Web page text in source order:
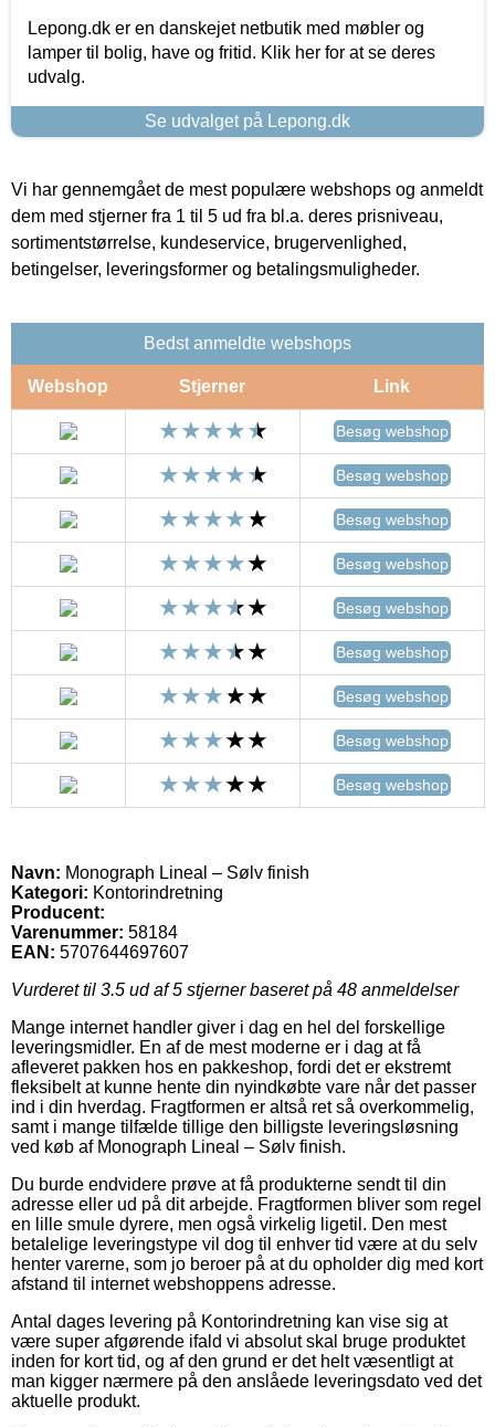
Lepong.dk er en danskejet netbutik med møbler og
lamper til bolig, have og fritid. Klik her for at se deres
udvalg.
Se udvalget på Lepong.dk
Vi har gennemgået de mest populære webshops og anmeldt
dem med stjerner fra 1 til 5 ud fra bl.a. deres prisniveau,
sortimentstørrelse, kundeservice, brugervenlighed,
betingelser, leveringsformer og betalingsmuligheder.
Bedst anmeldte webshops
Webshop Stjerner Link
Besøg webshop
Besøg webshop
Besøg webshop
Besøg webshop
Besøg webshop
Besøg webshop
Besøg webshop
Besøg webshop
Besøg webshop
Navn: Monograph Lineal – Sølv finish
Kategori: Kontorindretning
Producent:
Varenummer: 58184
EAN: 5707644697607
Vurderet til 3.5 ud af 5 stjerner baseret på 48 anmeldelser
Mange internet handler giver i dag en hel del forskellige
leveringsmidler. En af de mest moderne er i dag at få
afleveret pakken hos en pakkeshop, fordi det er ekstremt
fleksibelt at kunne hente din nyindkøbte vare når det passer
ind i din hverdag. Fragtformen er altså ret så overkommelig,
samt i mange tilfælde tillige den billigste leveringsløsning
ved køb af Monograph Lineal – Sølv finish.
Du burde endvidere prøve at få produkterne sendt til din
adresse eller ud på dit arbejde. Fragtformen bliver som regel
en lille smule dyrere, men også virkelig ligetil. Den mest
betalelige leveringstype vil dog til enhver tid være at du selv
henter varerne, som jo beroer på at du opholder dig med kort
afstand til internet webshoppens adresse.
Antal dages levering på Kontorindretning kan vise sig at
være super afgørende ifald vi absolut skal bruge produktet
inden for kort tid, og af den grund er det helt væsentligt at
man kigger nærmere på den anslåede leveringsdato ved det
aktuelle produkt.